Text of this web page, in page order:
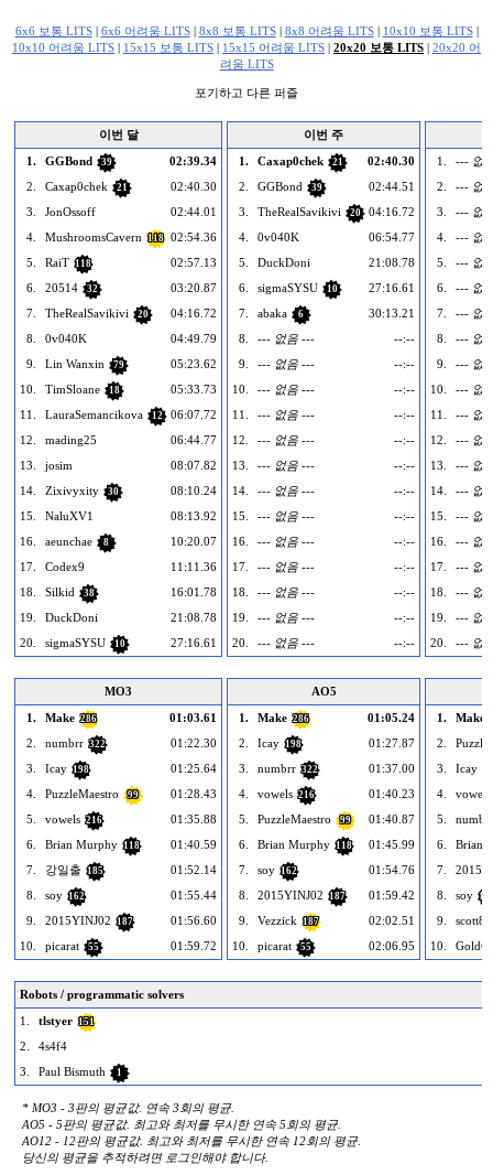
6x6 보통 LITS| 6x6 어려움 LITS| 8x8 보통 LITS| 8x8 어려움 LITS| 10x10 보통 LITS|
10x10 어려움 LITS | 15x15 보통 LITS | 15x15 어려움 LITS | 20x20 보통 LITS | 20x20 어
려움 LITS
포기하고 다른 퍼즐
이번 달
1.
GGBond 39
02:39.34
2.
Caxap0chek 21
02:40.30
3.
JonOssoff
02:44.01
4.
MushroomsCavern 118 02:54.36
5.
RaiT 118
02:57.13
6.
20514 32
03:20.87
7.
TheRealSavikivi 20
04:16.72
8.
0v040K
04:49.79
9.
Lin Wanxin 79
05:23.62
10.
TimSloane 18
05:33.73
11.
LauraSemancikova 12
06:07.72
12.
mading25
06:44.77
13.
josim
08:07.82
14.
Zixivyxity 30
08:10.24
15.
NaluXV1
08:13.92
16.
aeunchae 8
10:20.07
17.
Codex9
11:11.36
18.
Silkid 38
16:01.78
19.
DuckDoni
21:08.78
20.
sigmaSYSU 10 27:16.61
이번 주
1.
Caxap0chek 21
02:40.30
2.
GGBond 39
02:44.51
3.
TheRealSavikivi 20
04:16.72
4.
0v040K
06:54.77
5.
DuckDoni
21:08.78
6.
sigmaSYSU 10
27:16.61
7.
abaka 6
30:13.21
8.
--- 없음 ---
--:--
9.
--- 없음 ---
--:--
10.
--- 없음 ---
--:--
11.
--- 없음 ---
--:--
12.
--- 없음 ---
--:--
13.
--- 없음 ---
--:--
14.
--- 없음 ---
--:--
15.
--- 없음 ---
--:--
16.
--- 없음 ---
--:--
17.
--- 없음 ---
--:--
18.
--- 없음 ---
--:--
19.
--- 없음 ---
--:--
20.
--- 없음 --- --:--
1.
--- 없
2.
--- 없
3.
--- 없
4.
--- 없
5.
--- 없
6.
--- 없
7.
--- 없
8.
--- 없
9.
--- 없
10.
--- 없
11.
--- 없
12.
--- 없
13.
--- 없
14.
--- 없
15.
--- 없
16.
--- 없
17.
--- 없
18.
--- 없
19.
--- 없
20.
--- 없
MO3
1.
Make 286
01:03.61
2.
numbrr 322
01:22.30
3.
Icay 198
01:25.64
4.
PuzzleMaestro 99
01:28.43
5.
vowels 216
01:35.88
6.
Brian Murphy 118
01:40.59
7.
강일출 185
01:52.14
8.
soy 162
01:55.44
9.
2015YINJ02 187
01:56.60
10.
picarat 55 01:59.72
AO5
1.
Make 286
01:05.24
2.
Icay 198
01:27.87
3.
numbrr 322
01:37.00
4.
vowels 216
01:40.23
5.
PuzzleMaestro 99
01:40.87
6.
Brian Murphy 118
01:45.99
7.
soy 162
01:54.76
8.
2015YINJ02 187
01:59.42
9.
Vezzick 187
02:02.51
10.
picarat 55 02:06.95
1. Make
2.
3.
Icay
4.
vowels
5.
numbrr
6.
Brian
7.
8.
soy
9.
10.
Robots / programmatic solvers
1.
tlstyer 151
2.
4s4f4
3.
Paul Bismuth 1
* MO3 - 3판의 평균값. 연속 3회의 평균.
AO5 - 5판의 평균값. 최고와 최저를 무시한 연속 5회의 평균.
AO12 - 12판의 평균값. 최고와 최저를 무시한 연속 12회의 평균.
당신의 평균을 추적하려면 로그인해야 합니다.